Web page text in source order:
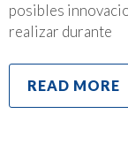
posibles
realizar durante
READ MORE